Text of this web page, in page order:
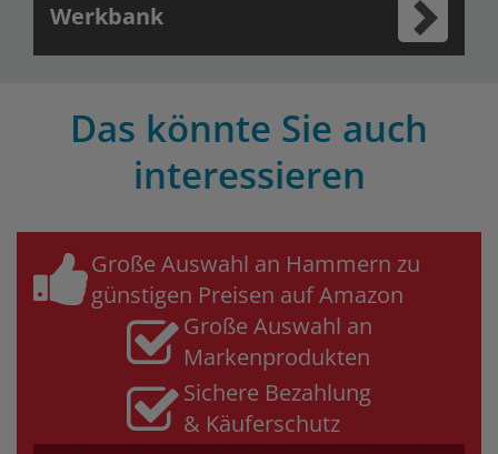
Werkbank
Das könnte Sie auch
interessieren
Große Auswahl an Hammern zu
günstigen Preisen auf Amazon
Große Auswahl an
Markenprodukten
Sichere Bezahlung
& Käuferschutz